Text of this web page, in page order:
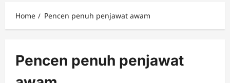
Home Pencen penuh penjawat awam
Pencen penuh penjawat